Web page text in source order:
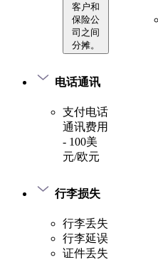
客户和
保险公
司之间
分摊。
电话通讯
支付电话
通讯费用
- 100美
元/欧元
行李损失
行李丢失
行李延误
证件丢失